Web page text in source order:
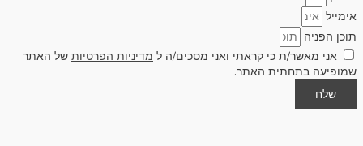
אימייל
תוכן הפניה
אני מאשר/ת כי קראתי ואני מסכים/ה ל מדיניות הפרטיות של האתר
שמופיעה בתחתית האתר.
שלח